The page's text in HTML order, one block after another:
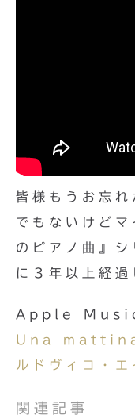
皆様もうお忘れ
でもないけど
のピアノ曲』
に３年以上経
Apple
Una
ルドヴィコ・エ
関連記事